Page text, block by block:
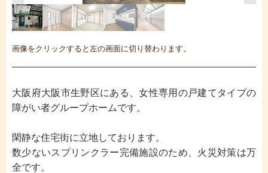
画像をクリックすると左の画面に切り替わります。
大阪府大阪市生野区にある、女性専用の戸建てタイプの
障がい者グループホームです。
閑静な住宅街に立地しております。
数少ないスプリンクラー完備施設のため、火災対策は万
全です。